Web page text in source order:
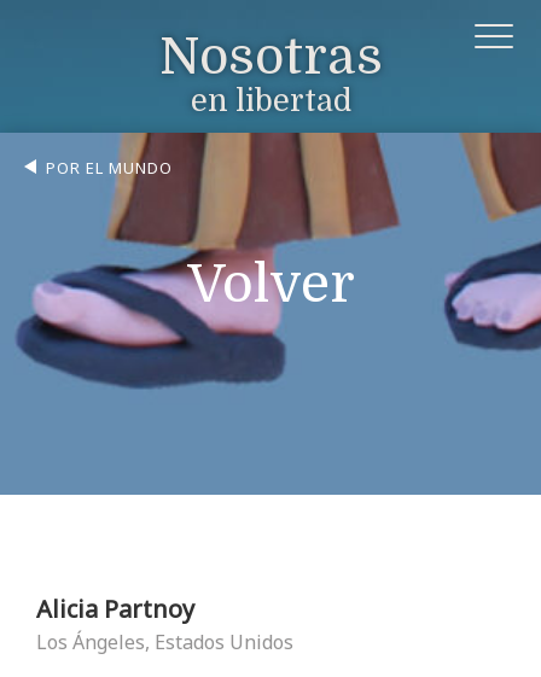
Nosotras
en libertad
POR EL MUNDO
Volver
Alicia Partnoy
Los Ángeles, Estados Unidos